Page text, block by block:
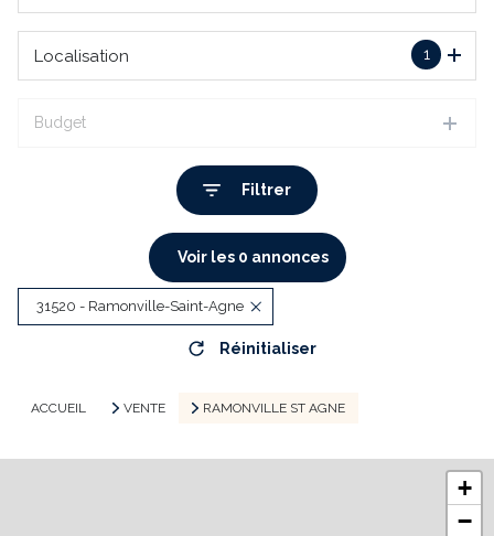
1
Localisation
Budget
Filtrer
Voir les 0 annonces
31520 - Ramonville-Saint-Agne
Réinitialiser
ACCUEIL VENTE RAMONVILLE ST AGNE
+
−